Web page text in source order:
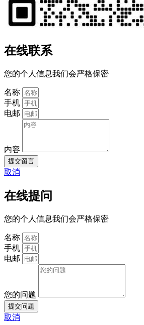
在线联系
您的个人信息我们会严格保密
名称
手机
电邮
内容
提交留言
取消
在线提问
您的个人信息我们会严格保密
名称
手机
电邮
您的问题
提交问题
取消